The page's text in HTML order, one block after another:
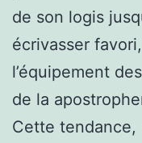
de son logis
écrivasser
l’équipement
de la
Cette tendance,